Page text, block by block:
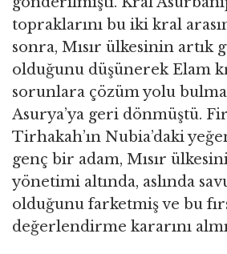
topraklarını bu iki kral
sonra, Mısır ülkesinin artık
olduğunu düşünerek Elam
sorunlara çözüm yolu
Asurya’ya geri dönmüştü.
Tirhakah’ın Nubia’daki
genç bir adam, Mısır
yönetimi altında, aslında
olduğunu farketmiş ve bu
değerlendirme kararını